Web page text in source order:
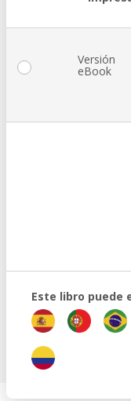
Versión
eBook
Este libro puede